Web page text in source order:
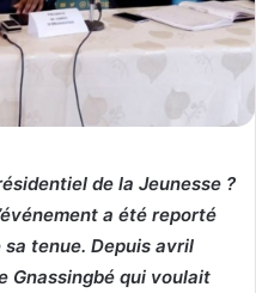
de la Jeunesse ?
a été reporté
tenue. Depuis avril
Gnassingbé qui voulait